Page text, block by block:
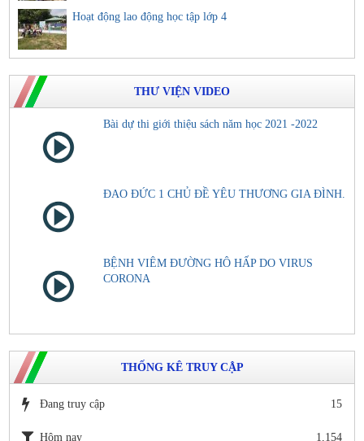
Hoạt động lao động học tập lớp 4
THƯ VIỆN VIDEO
Bài dự thi giới thiệu sách năm học 2021 -2022
ĐAO ĐỨC 1 CHỦ ĐỀ YÊU THƯƠNG GIA ĐÌNH.
BỆNH VIÊM ĐƯỜNG HÔ HẤP DO VIRUS
CORONA
THỐNG KÊ TRUY CẬP
Đang truy cập 15
Hôm nay 1,154